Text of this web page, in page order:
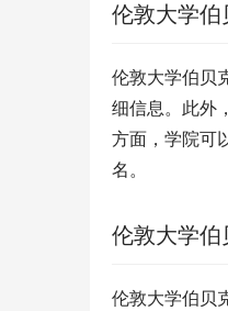
伦敦大学伯
伦敦大学伯贝
细信息。此外
方面，学院可
名。
伦敦大学伯
伦敦大学伯贝